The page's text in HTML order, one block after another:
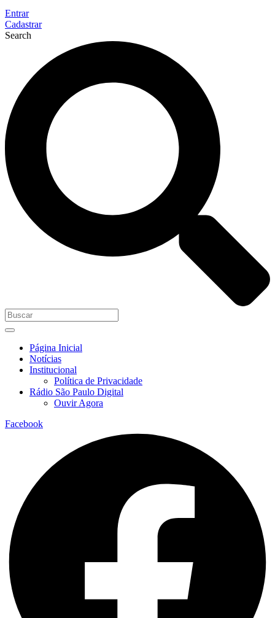
Entrar
Cadastrar
Search
Página Inicial
Notícias
Institucional
Política de Privacidade
Rádio São Paulo Digital
Ouvir Agora
Facebook